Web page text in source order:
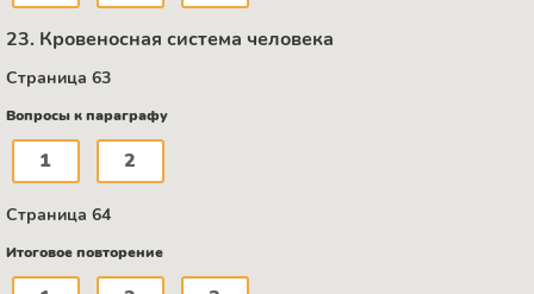
23. Кровеносная система человека
Страница 63
Вопросы к параграфу
1 2
Страница 64
Итоговое повторение